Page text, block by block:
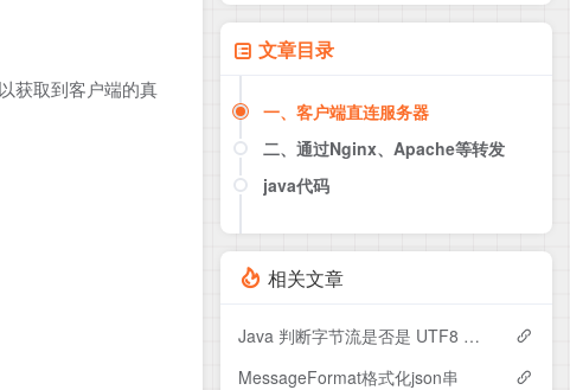
获取到客户端的真
文章目录
一、客户端直连服务器
二、通过Nginx、Apache等转发
Nginx配置
java代码
相关文章
Java 判断字节流是否是 UTF8 编码
MessageFormat格式化json串